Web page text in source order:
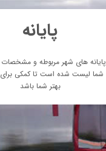
پایانه
پایانه های شهر مربوطه و مشخصات
شما لیست شده است تا کمکی برای
بهتر شما باشد